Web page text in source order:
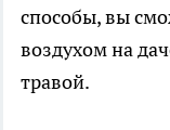
способы, вы
воздухом на
травой.